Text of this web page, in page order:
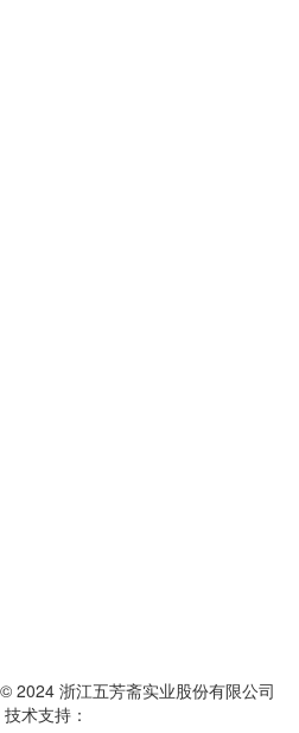
© 2024 浙江五芳斋实业股份有限公司
技术支持：